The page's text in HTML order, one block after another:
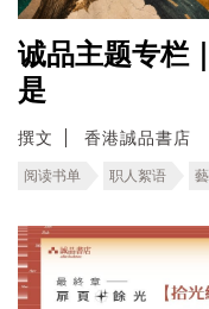
诚品主题专栏
是
撰文 香港誠品書店
阅读书单 职人絮语